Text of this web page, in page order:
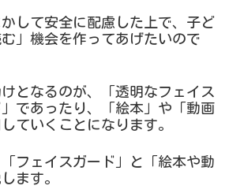
して安全に配慮した上で、子ど
」機会を作ってあげたいので
となるのが、「透明なフェイス
」であったり、「絵本」や「動画
ていくことになります。
フェイスガード」と「絵本や動
ます。